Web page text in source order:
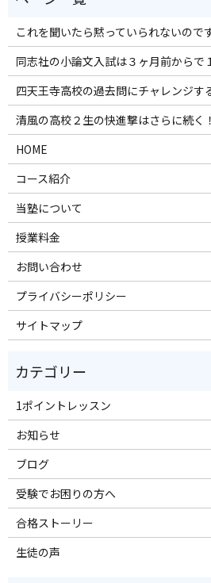
これを聞いたら黙っていられないので
同志社の小論文入試は３ヶ月前からで
四天王寺高校の過去問にチャレンジす
清風の高校２生の快進撃はさらに続く
HOME
コース紹介
当塾について
授業料金
お問い合わせ
プライバシーポリシー
サイトマップ
1ポイントレッスン
お知らせ
ブログ
受験でお困りの方へ
合格ストーリー
生徒の声